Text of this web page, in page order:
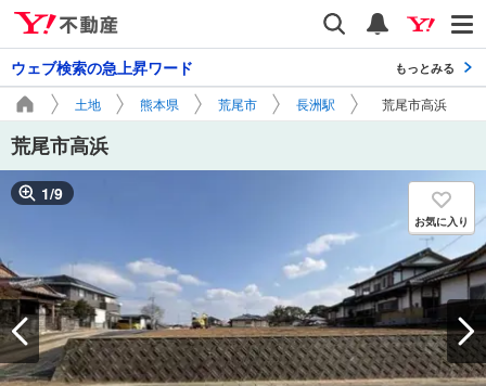
検索
通知
ウェブ検索の急上昇ワード
もっとみる
土地 熊本県 荒尾市 長洲駅 荒尾市高浜
荒尾市高浜
1/9
お気に入り